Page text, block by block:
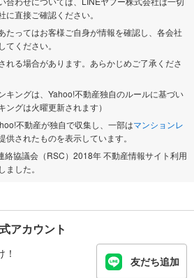
直接ご確認ください。
たってはお客様ご自身が情報を確認し、各会社
ください。
れる場合があります。あらかじめご了承くださ
キングは、Yahoo!不動産独自のルールに基づい
グは火曜更新されます）
不動産が独自で収集し、一部はマンションレ
供されたものを表示しています。
絡協議会（RSC）2018年 不動産情報サイト利用
した。
アカウント
友だち追加